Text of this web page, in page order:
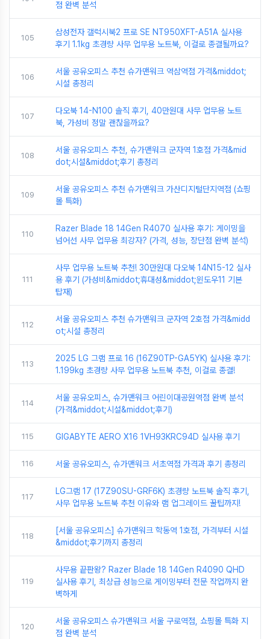
점 완벽 분석
105
삼성전자 갤럭시북2 프로 SE NT950XFT-A51A 실사용
후기 1.1kg 초경량 사무 업무용 노트북, 이걸로 종결될까요?
106
서울 공유오피스 추천 슈가맨워크 역삼역점 가격&middot;
시설 총정리
107
다오북 14-N100 솔직 후기, 40만원대 사무 업무용 노트
북, 가성비 정말 괜찮을까요?
108
서울 공유오피스 추천, 슈가맨워크 군자역 1호점 가격&mid
dot;시설&middot;후기 총정리
109
서울 공유오피스 추천 슈가맨워크 가산디지털단지역점 (쇼핑
몰 특화)
110
Razer Blade 18 14Gen R4070 실사용 후기: 게이밍을
넘어선 사무 업무용 최강자? (가격, 성능, 장단점 완벽 분석)
111
사무 업무용 노트북 추천! 30만원대 다오북 14N15-12 실사
용 후기 (가성비&middot;휴대성&middot;윈도우11 기본
탑재)
112
서울 공유오피스 추천 슈가맨워크 군자역 2호점 가격&midd
ot;시설 총정리
113
2025 LG 그램 프로 16 (16Z90TP-GA5YK) 실사용 후기:
1.199kg 초경량 사무 업무용 노트북 추천, 이걸로 종결!
114
서울 공유오피스, 슈가맨워크 어린이대공원역점 완벽 분석
(가격&middot;시설&middot;후기)
115 GIGABYTE AERO X16 1VH93KRC94D 실사용 후기
116 서울 공유오피스, 슈가맨워크 서초역점 가격과 후기 총정리
117
LG그램 17 (17Z90SU-GRF6K) 초경량 노트북 솔직 후기,
사무 업무용 노트북 추천 이유와 램 업그레이드 꿀팁까지!
118
[서울 공유오피스] 슈가맨워크 학동역 1호점, 가격부터 시설
&middot;후기까지 총정리
119
사무용 끝판왕? Razer Blade 18 14Gen R4090 QHD
실사용 후기, 최상급 성능으로 게이밍부터 전문 작업까지 완
벽하게
120
서울 공유오피스 슈가맨워크 서울 구로역점, 쇼핑몰 특화 지
점 완벽 분석